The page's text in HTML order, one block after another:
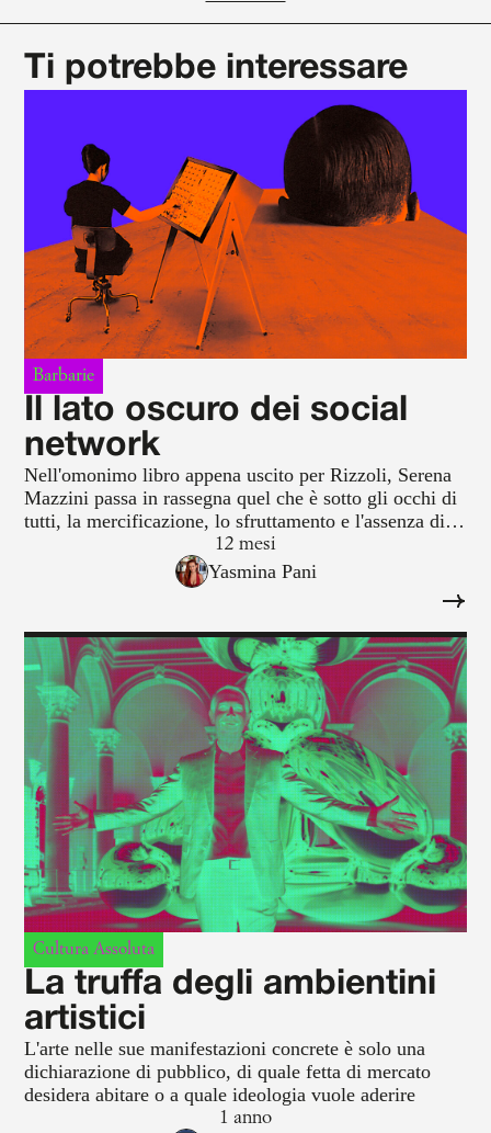
Ti potrebbe interessare
Barbarie
Il lato oscuro dei social
network
Nell'omonimo libro appena uscito per Rizzoli, Serena
Mazzini passa in rassegna quel che è sotto gli occhi di
tutti, la mercificazione, lo sfruttamento e l'assenza di
scrupoli di chi è a caccia esistenziale di like.
12 mesi
Yasmina Pani
Cultura Assoluta
La truffa degli ambientini
artistici
L'arte nelle sue manifestazioni concrete è solo una
dichiarazione di pubblico, di quale fetta di mercato
desidera abitare o a quale ideologia vuole aderire
1 anno